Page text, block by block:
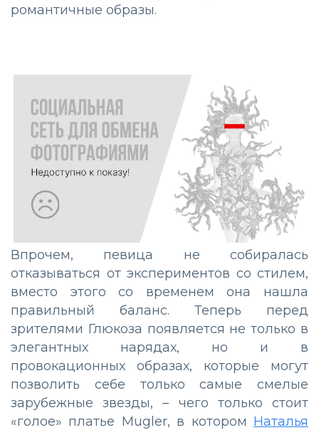
романтичные образы.
Впрочем, певица не собиралась
отказываться от экспериментов со стилем,
вместо этого со временем она нашла
правильный баланс. Теперь перед
зрителями Глюкоза появляется не только в
элегантных нарядах, но и в
провокационных образах, которые могут
позволить себе только самые смелые
зарубежные звезды, – чего только стоит
«голое» платье Mugler, в котором Наталья